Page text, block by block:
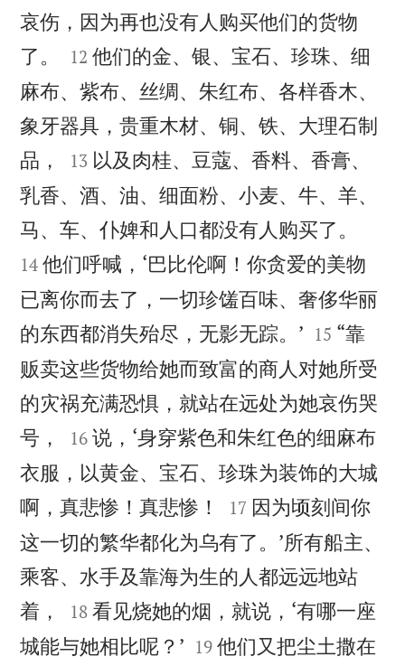
哀伤，因为再也没有人购买他们的货物
了。


12 他们的金、银、宝石、珍珠、细
麻布、紫布、丝绸、朱红布、各样香木、
象牙器具，贵重木材、铜、铁、大理石制
品，


13 以及肉桂、豆蔻、香料、香膏、
乳香、酒、油、细面粉、小麦、牛、羊、
马、车、仆婢和人口都没有人购买了。
14 他们呼喊，‘巴比伦啊！你贪爱的美物
已离你而去了，一切珍馐百味、奢侈华丽
的东西都消失殆尽，无影无踪。’ 

15 “靠
贩卖这些货物给她而致富的商人对她所受
的灾祸充满恐惧，就站在远处为她哀伤哭
号，


16 说，‘身穿紫色和朱红色的细麻布
衣服，以黄金、宝石、珍珠为装饰的大城
啊，真悲惨！真悲惨！


17 因为顷刻间你
这一切的繁华都化为乌有了。’所有船主、
乘客、水手及靠海为生的人都远远地站
着，


18 看见烧她的烟，就说，‘有哪一座
城能与她相比呢？’ 

19 他们又把尘土撒在